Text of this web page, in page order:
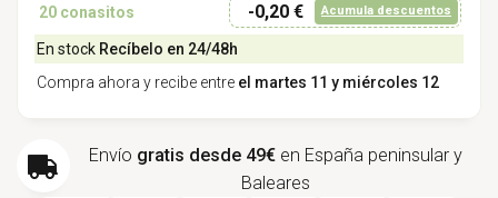
20 conasitos -0,20 € Acumula descuentos
En stock Recíbelo en 24/48h
Compra ahora y recibe entre el martes 11 y miércoles 12
Envío gratis desde 49€ en España peninsular y
Baleares